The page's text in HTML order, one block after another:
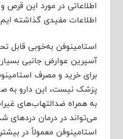
اطلاعاتی در مورد این قرص
اطلاعات مفیدی گذاشته
استامینوفن به‌خوبی قابل
آسپرین عوارض جانبی
برای خرید و مصرف
پزشک نیست، این دارو به
به همراه ضدالتهاب‌های
می‌تواند در درمان دردهای
استامینوفن معمولاً در